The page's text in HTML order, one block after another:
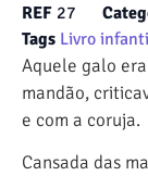
REF 27
Tags Livro
Aquele galo
mandão,
e com a coruja.
Cansada das